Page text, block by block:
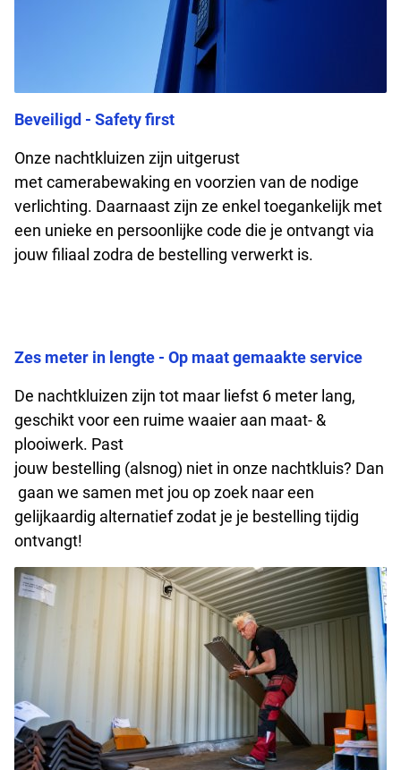
Beveiligd - Safety first
Onze nachtkluizen zijn uitgerust
metcamerabewaking en voorzien van de nodige
verlichting. Daarnaastzijn ze enkel toegankelijk met
een unieke en persoonlijke code die je ontvangt via
jouw filiaal zodra de bestelling verwerkt is.
Zes meter in lengte - Op maat gemaakte service
De nachtkluizen zijn tot maar liefst 6 meter lang,
geschikt voor een ruime waaier aan maat- &
plooiwerk. Past
jouw bestelling (alsnog) niet in onze nachtkluis? Dan
gaan we samen met jou op zoek naar een
gelijkaardig alternatief zodat je je bestelling tijdig
ontvangt!